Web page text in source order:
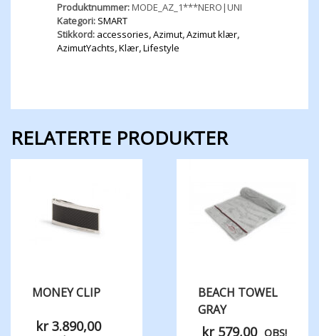
Produktnummer:MODE_AZ_1***NERO|UNI
Kategori: SMART
Stikkord: accessories,Azimut,Azimut klær,
AzimutYachts,Klær,Lifestyle
RELATERTE PRODUKTER
MONEY CLIP
kr3.890,00
BEACH TOWEL
GRAY
kr579,00 OBS!